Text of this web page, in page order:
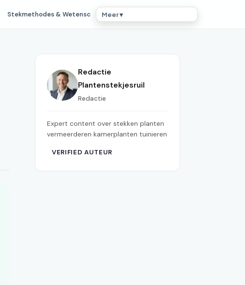
Stekmethodes & Wetensc Meer ▾
Redactie
Plantenstekjesruil
Redactie
Expert content over stekken planten
vermeerderen kamerplanten tuinieren
VERIFIED AUTEUR